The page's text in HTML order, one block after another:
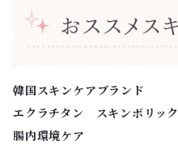
韓国スキンケアブランド
エクラチタン スキンボリック
腸内環境ケア